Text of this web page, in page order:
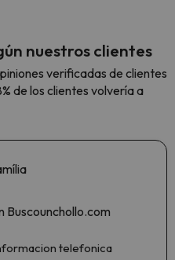
nuestros clientes
verificadas de clientes
de los clientes volvería a